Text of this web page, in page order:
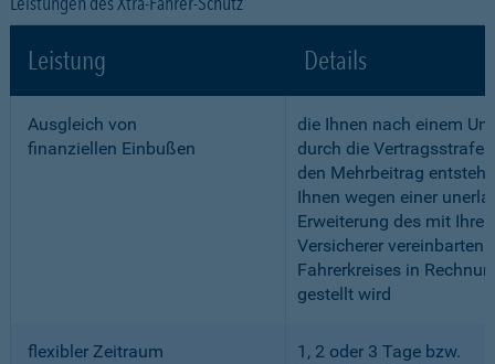
Leistung Details
Ausgleich von
finanziellen Einbußen
die Ihnen nach einem
durch die Vertragsstrafe
den Mehrbeitrag
Ihnen wegen einer
Erweiterung des mit
Versicherer vereinbarten
Fahrerkreises in
gestellt wird
flexibler Zeitraum
1, 2 oder 3 Tage bzw.